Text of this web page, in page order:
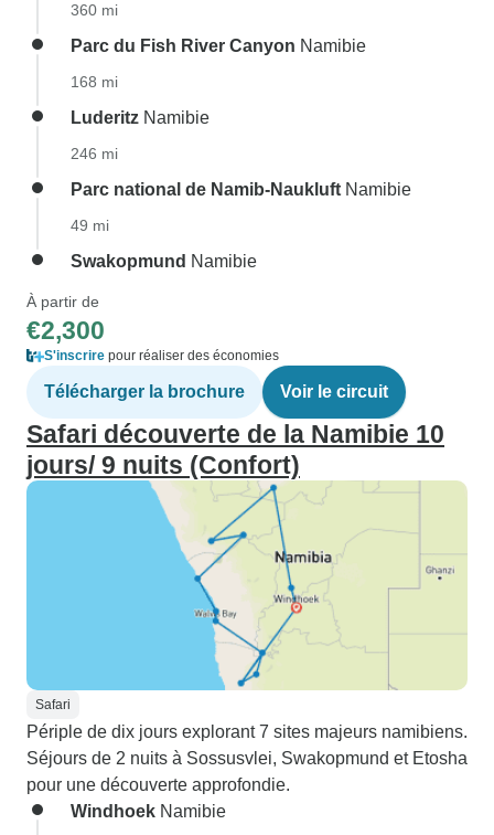
360 mi
Parc du Fish River Canyon Namibie
168 mi
Luderitz Namibie
246 mi
Parc national de Namib-Naukluft Namibie
49 mi
Swakopmund Namibie
À partir de
€2,300
S'inscrire pour réaliser des économies
Télécharger la brochure Voir le circuit
Safari découverte de la Namibie 10
jours/ 9 nuits (Confort)
Safari
Périple de dix jours explorant 7 sites majeurs namibiens.
Séjours de 2 nuits à Sossusvlei, Swakopmund et Etosha
pour une découverte approfondie.
Windhoek Namibie